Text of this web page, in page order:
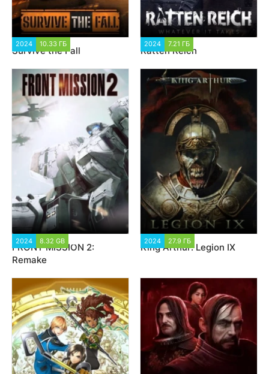
2024 10.33 ГБ
Survive the Fall
2024 7.21 ГБ
Ratten Reich
2024 8.32 GB
FRONT MISSION 2:
Remake
2024 27.9 ГБ
King Arthur: Legion IX